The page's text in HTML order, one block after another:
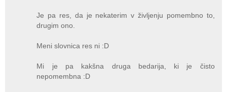
Je pa res, da je nekaterim v življenju pomembno to,
drugim ono.
Meni slovnica res ni :D
Mi je pa kakšna druga bedarija, ki je čisto
nepomembna :D